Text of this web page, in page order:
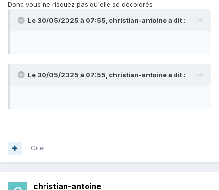
Donc vous ne risquez pas qu'elle se décolorés.
Le 30/05/2025 à 07:55, christian-antoinea dit :
Le 30/05/2025 à 07:55, christian-antoinea dit :
Citer
christian-antoine